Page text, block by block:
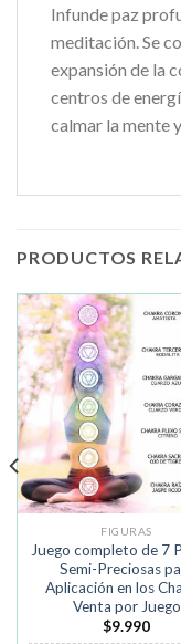
Infunde paz
meditación. Se
expansión de la
centros de
calmar la mente
PRODUCTOS
FIGURAS
Juego completo de 7
Semi-Preciosas
Aplicación en los
Venta por Juego
$9.990